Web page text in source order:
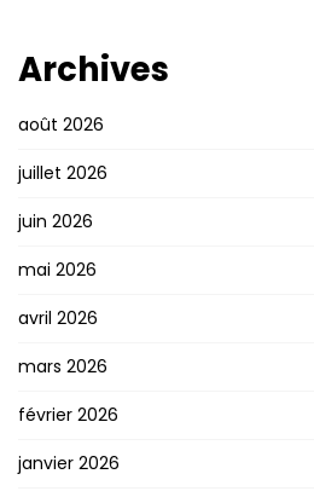
Archives
août 2026
juillet 2026
juin 2026
mai 2026
avril 2026
mars 2026
février 2026
janvier 2026